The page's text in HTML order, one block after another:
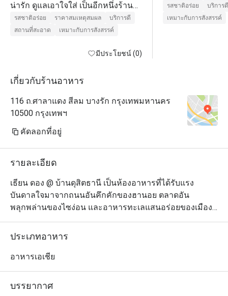
น่ารัก ดูแลเอาใจใส่ เป็นอีกหนึ่งร้าน
ที่มาทานประจำ ยิ่งมีโปร ยิ่งได้ราคาที่
ดีมาก
รสชาติอร่อย ราคาสมเหตุสมผล
บริการดี
สถานที่สะอาด
เหมาะกับการสังสรรค์
มีประโยชน์ (0)
รสชาติอร่อย
บริการดี
เหมาะกับการสังสรรค์
เกี่ยวกับร้านอาหาร
116 ถ.ศาลาแดง สีลม บางรัก กรุงเทพมหานคร
10500 กรุงเทพฯ
คัดลอกที่อยู่
รายละเอียด
เธียน ดอง @ บ้านดุสิตธานี เป็นห้องอาหารที่ได้รับแรง
บันดาลใจมาจากถนนอันคึกคักของฮานอย ตลาดอัน
พลุกพล่านของไซง่อน และอาหารทะเลแสนอร่อยของเมือง
ชายฝั่งอินโดจีน ทางร้านนำเสนอเมนูอาหารเวียดนามร่วม
สมัยภายใต้บรรยากาศการตกแต่งที่สวยงามอย่างมีรสนิยม
เข้มข้นผสมผสานกับอิทธิพลจากประเทศฝรั่งเศส เพื่อให้ตอบ
ประเภทอาหาร
อาหารเอเชีย
บรรยากาศ